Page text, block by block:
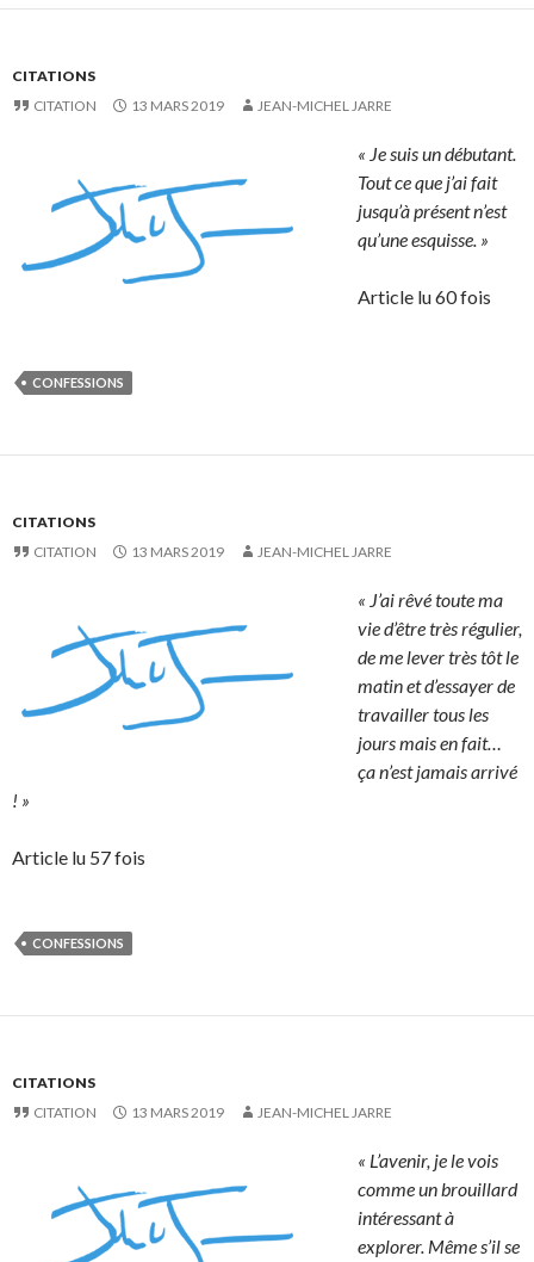
CITATIONS
CITATION
13 MARS 2019 JEAN-MICHEL JARRE
« Je suis un débutant.
Tout ce que j’ai fait
jusqu’à présent n’est
qu’une esquisse. »
Article lu 60 fois
CONFESSIONS
CITATIONS
CITATION
13 MARS 2019 JEAN-MICHEL JARRE
« J’ai rêvé toute ma
vie d’être très régulier,
de me lever très tôt le
matin et d’essayer de
travailler tous les
jours mais en fait…
ça n’est jamais arrivé
! »
Article lu 57 fois
CONFESSIONS
CITATIONS
CITATION
13 MARS 2019 JEAN-MICHEL JARRE
« L’avenir, je le vois
comme un brouillard
intéressant à
explorer. Même s’il se